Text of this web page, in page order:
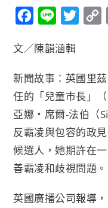
c
b
k
n
t
e
r
L
k
文／陳韻涵輯
新聞故事：英國里
任的「兒童市長」
亞娜‧席爾-法伯（
反霸凌與包容的政
候選人，她期許在
善霸凌和歧視問題。
英國廣播公司報導